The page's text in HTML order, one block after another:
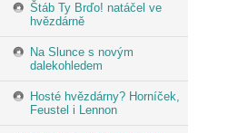
Štáb Ty Brďo! natáčel ve
hvězdárně
Na Slunce s novým
dalekohledem
Hosté hvězdárny? Horníček,
Feustel i Lennon